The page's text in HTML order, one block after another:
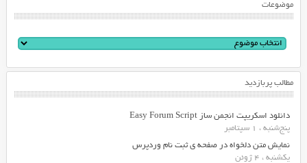
موضوعات
مطالب پربازدید
دانلود اسکریپت انجمن ساز Easy Forum Script
پنج‌شنبه ، 1 سپتامبر
نمایش متن دلخواه در صفحه ی ثبت نام وردپرس
یکشنبه ، 4 ژوئن